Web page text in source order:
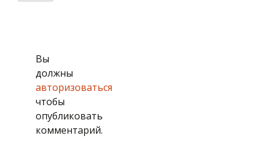
Вы
должны
авторизоваться
чтобы
опубликовать
комментарий.